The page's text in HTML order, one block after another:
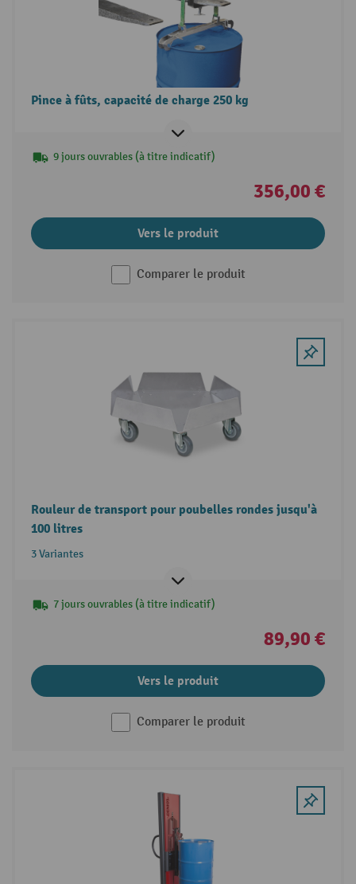
Pince à fûts, capacité de charge 250 kg
9 jours ouvrables (à titre indicatif)
356,00 €
Vers le produit
Comparer le produit
Rouleur de transport pour poubelles rondes jusqu'à
100 litres
3 Variantes
7 jours ouvrables (à titre indicatif)
89,90 €
Vers le produit
Comparer le produit